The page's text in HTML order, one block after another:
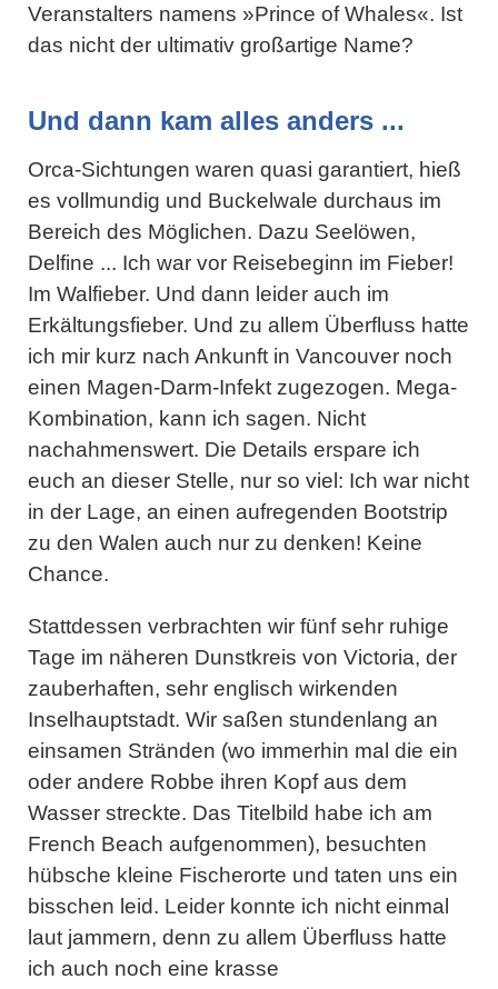
Veranstalters namens »Prince of Whales«. Ist
das nicht der ultimativ großartige Name?
Und dann kam alles anders ...
Orca-Sichtungen waren quasi garantiert, hieß
es vollmundig und Buckelwale durchaus im
Bereich des Möglichen. Dazu Seelöwen,
Delfine ... Ich war vor Reisebeginn im Fieber!
Im Walfieber. Und dann leider auch im
Erkältungsfieber. Und zu allem Überfluss hatte
ich mir kurz nach Ankunft in Vancouver noch
einen Magen-Darm-Infekt zugezogen. Mega-
Kombination, kann ich sagen. Nicht
nachahmenswert. Die Details erspare ich
euch an dieser Stelle, nur so viel: Ich war nicht
in der Lage, an einen aufregenden Bootstrip
zu den Walen auch nur zu denken! Keine
Chance.
Stattdessen verbrachten wir fünf sehr ruhige
Tage im näheren Dunstkreis von Victoria, der
zauberhaften, sehr englisch wirkenden
Inselhauptstadt. Wir saßen stundenlang an
einsamen Stränden (wo immerhin mal die ein
oder andere Robbe ihren Kopf aus dem
Wasser streckte. Das Titelbild habe ich am
French Beach aufgenommen), besuchten
hübsche kleine Fischerorte und taten uns ein
bisschen leid. Leider konnte ich nicht einmal
laut jammern, denn zu allem Überfluss hatte
ich auch noch eine krasse